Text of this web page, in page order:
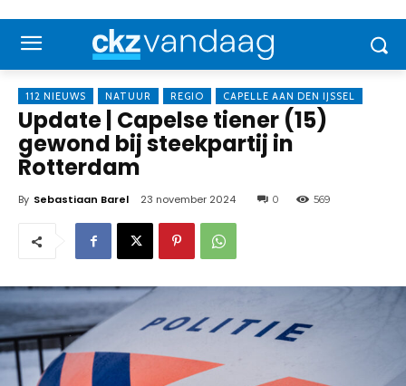
112 NIEUWS NATUUR REGIO CAPELLE AAN DEN IJSSEL
Update | Capelse tiener (15)
gewond bij steekpartij in
Rotterdam
By Sebastiaan Barel 23 november 2024 0 569